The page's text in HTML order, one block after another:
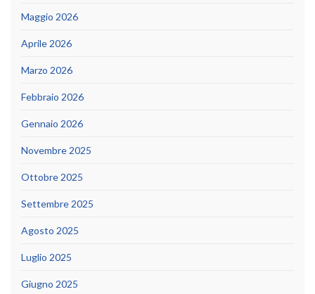
Maggio 2026
Aprile 2026
Marzo 2026
Febbraio 2026
Gennaio 2026
Novembre 2025
Ottobre 2025
Settembre 2025
Agosto 2025
Luglio 2025
Giugno 2025